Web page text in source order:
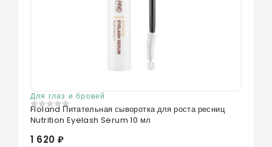
Для глаз и бровей
0из 5
Floland Питательная сыворотка для роста ресниц
Nutrition Eyelash Serum 10 мл
1 620 ₽